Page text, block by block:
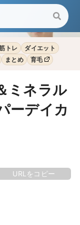
トレ
ダイエット
まとめ 育毛
ミネラル
ーデイカ
URLをコピー